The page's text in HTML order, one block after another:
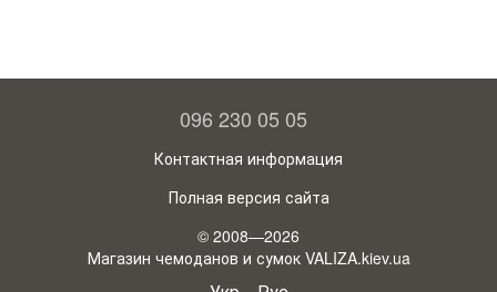
096 230 05 05
Контактная информация
Полная версия сайта
© 2008—2026
Магазин чемоданов и сумок VALIZA.kiev.ua